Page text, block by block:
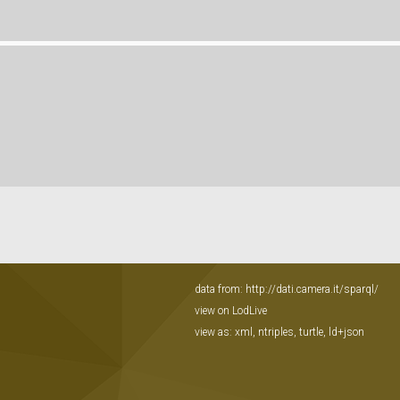
data from: http://dati.camera.it/sparql/
view on LodLive
view as: xml , ntriples, turtle, ld+json